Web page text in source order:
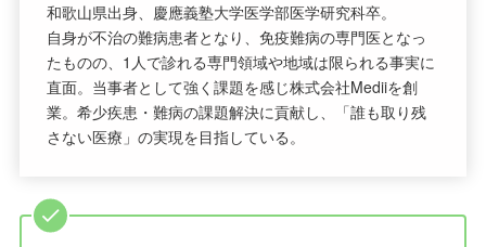
和歌山県出身、慶應義塾大学医学部医学研究科卒。
自身が不治の難病患者となり、免疫難病の専門医となっ
たものの、1人で診れる専門領域や地域は限られる事実に
直面。当事者として強く課題を感じ株式会社Mediiを創
業。希少疾患・難病の課題解決に貢献し、「誰も取り残
さない医療」の実現を目指している。